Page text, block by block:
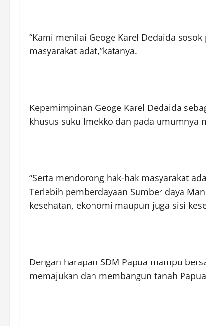
“Kami menilai Geoge Karel Dedaida
masyarakat adat,”katanya.
Kepemimpinan Geoge Karel Dedaida
khusus suku Imekko dan pada umumnya
“Serta mendorong hak-hak masyarakat
Terlebih pemberdayaan Sumber daya
kesehatan, ekonomi maupun juga sisi
Dengan harapan SDM Papua mampu
memajukan dan membangun tanah